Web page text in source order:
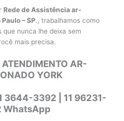
Rede de Assistência ar-
– SP., trabalhamos como
que nunca lhe deixa sem
mais precisa.
AR-
YORK
3644-3392 | 11 96231-
WhatsApp